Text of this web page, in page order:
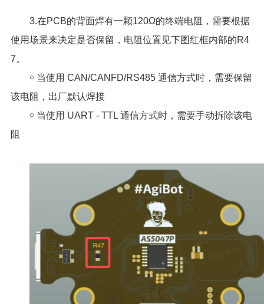
3.在PCB的背面焊有一颗120Ω的终端电阻，需要根据
使用场景来决定是否保留，电阻位置见下图红框内部的R4
7。
￮ 当使用 CAN/CANFD/RS485 通信方式时，需要保留
该电阻，出厂默认焊接
￮ 当使用 UART - TTL 通信方式时，需要手动拆除该电
阻